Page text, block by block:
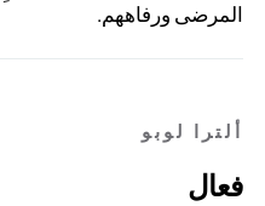
المرضى ورفاههم.
ألترا لوبو
فعال